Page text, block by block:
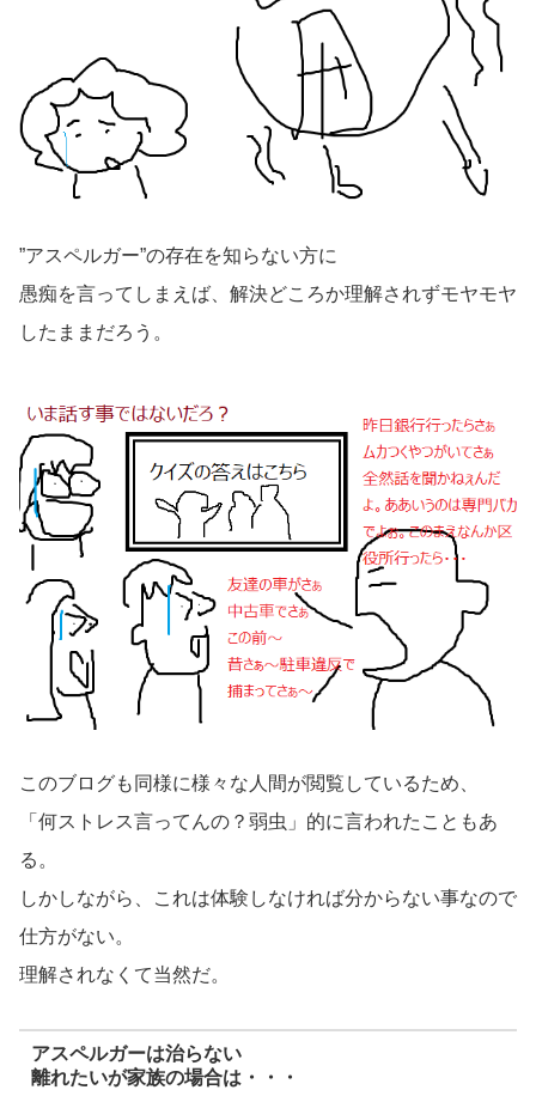
”アスペルガー”の存在を知らない方に
愚痴を言ってしまえば、解決どころか理解されずモヤモヤ
したままだろう。
このブログも同様に様々な人間が閲覧しているため、
「何ストレス言ってんの？弱虫」的に言われたこともあ
る。
しかしながら、これは体験しなければ分からない事なので
仕方がない。
理解されなくて当然だ。
アスペルガーは治らない
離れたいが家族の場合は・・・